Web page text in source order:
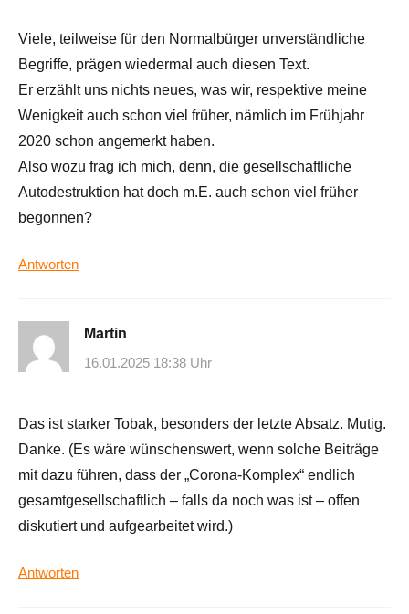
Viele, teilweise für den Normalbürger unverständliche
Begriffe, prägen wiedermal auch diesen Text.
Er erzählt uns nichts neues, was wir, respektive meine
Wenigkeit auch schon viel früher, nämlich im Frühjahr
2020 schon angemerkt haben.
Also wozu frag ich mich, denn, die gesellschaftliche
Autodestruktion hat doch m.E. auch schon viel früher
begonnen?
Antworten
Martin
16.01.2025 18:38 Uhr
Das ist starker Tobak, besonders der letzte Absatz. Mutig.
Danke. (Es wäre wünschenswert, wenn solche Beiträge
mit dazu führen, dass der „Corona-Komplex“ endlich
gesamtgesellschaftlich – falls da noch was ist – offen
diskutiert und aufgearbeitet wird.)
Antworten